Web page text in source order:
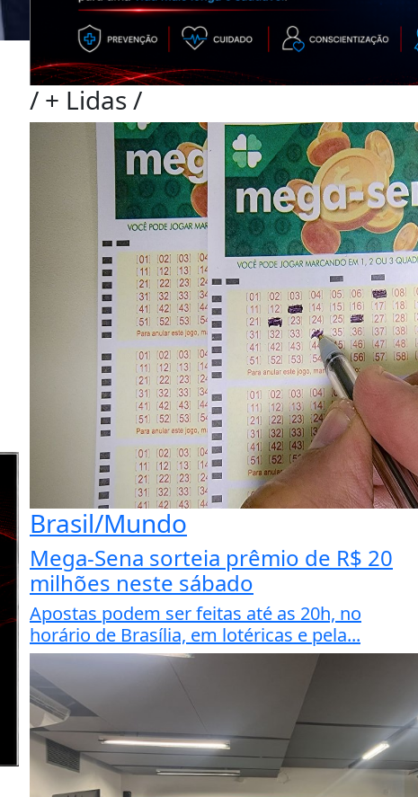
/ + Lidas/
Brasil/Mundo
Mega-Sena sorteia prêmio de R$ 20
milhões neste sábado
Apostas podem ser feitas até as 20h, no
horário de Brasília, em lotéricas e pela...